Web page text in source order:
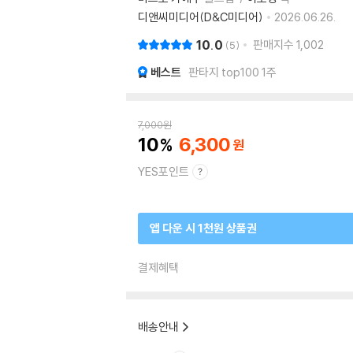
디앤씨미디어(D&C미디어)
2026.06.26.
10.0 5 판매지수 1,002
베스트 판타지 top100 1주
7,000원
10 6,300
YES포인트
앱 다운 시 1천원 상품권
결제혜택
배송안내